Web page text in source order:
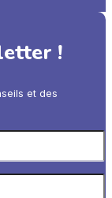
!
et des